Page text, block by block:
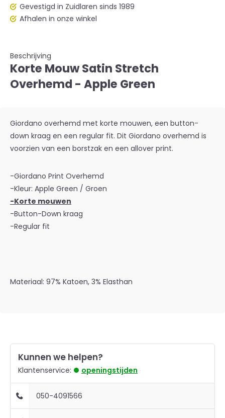
Gevestigd in Zuidlaren sinds 1989
Afhalen in onze winkel
Beschrijving
Korte Mouw Satin Stretch
Overhemd - Apple Green
Giordano overhemd met korte mouwen, een button-
down kraag en een regular fit. Dit Giordano overhemd is
voorzien van een borstzak en een allover print.
-Giordano Print Overhemd
-Kleur: Apple Green / Groen
-Korte mouwen
-Button-Down kraag
-Regular fit
Materiaal: 97% Katoen, 3% Elasthan
Kunnen we helpen?
Klantenservice: openingstijden
050-4091566